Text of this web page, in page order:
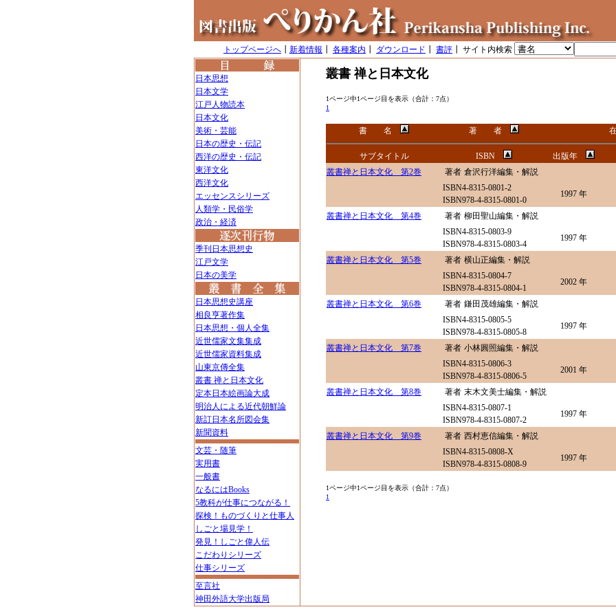
トップページへ 新着情報 各種案内 ダウンロード 書評 ┃ サイト内検索
日本思想
日本文学
江戸人物読本
日本文化
美術・芸能
日本の歴史・伝記
西洋の歴史・伝記
東洋文化
西洋文化
エッセンスシリーズ
人類学・民俗学
政治・経済
季刊日本思想史
江戸文学
日本の美学
日本思想史講座
相良亨著作集
日本思想・個人全集
近世儒家文集集成
近世儒家資料集成
山東京傳全集
叢書 禅と日本文化
定本日本絵画論大成
明治人による近代朝鮮論
新訂日本名所図会集
新聞資料
文芸・随筆
実用書
一般書
なるにはBooks
5教科が仕事につながる！
探検！ものづくりと仕事人
しごと場見学！
発見！しごと偉人伝
こだわりシリーズ
仕事シリーズ
至言社
神田外語大学出版局
叢書 禅と日本文化
1ページ中1ページ目を表示（合計：7点）
1
書 名 著 者
サブタイトル ISBN 出版年
叢書禅と日本文化 第2巻
著者 倉沢行洋編集・解説
ISBN4-8315-0801-2
ISBN978-4-8315-0801-0
1997 年
叢書禅と日本文化 第4巻 著者 柳田聖山編集・解説
ISBN4-8315-0803-9
ISBN978-4-8315-0803-4
1997 年
叢書禅と日本文化 第5巻 著者 横山正編集・解説
ISBN4-8315-0804-7
ISBN978-4-8315-0804-1
2002 年
叢書禅と日本文化 第6巻 著者 鎌田茂雄編集・解説
ISBN4-8315-0805-5
ISBN978-4-8315-0805-8
1997 年
叢書禅と日本文化 第7巻 著者 小林圓照編集・解説
ISBN4-8315-0806-3
ISBN978-4-8315-0806-5
2001 年
叢書禅と日本文化 第8巻 著者 末木文美士編集・解説
ISBN4-8315-0807-1
ISBN978-4-8315-0807-2
1997 年
叢書禅と日本文化 第9巻 著者 西村恵信編集・解説
ISBN4-8315-0808-X
ISBN978-4-8315-0808-9
1997 年
1ページ中1ページ目を表示（合計：7点）
1